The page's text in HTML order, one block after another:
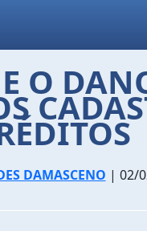
O
DAMASCENO | 02/